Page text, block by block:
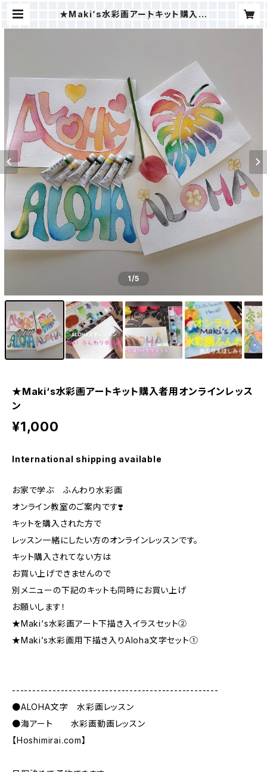
★Maki‘s水彩画アートキット購入者
1/5
★Maki‘s水彩画アートキット購入者用オンラインレッス
ン
¥1,000
International shipping available
お家で学ぶ ふんわり水彩画
オンライン教室のご案内です❣️
キットを購入された方で
レッスン一緒にしたい方のオンラインレッスンです。
キット購入されてない方は
お買い上げできませんので
別メニューの下記のキットも同時にお買い上げ
お願いします！
★Maki‘s水彩画アート下描き入イラスセット②
★Maki’s水彩画用下描き入りAloha文字セット①
---------------------------------------------------
●ALOHA文字 水彩画レッスン
●海アート 水彩画動画レッスン
【Hoshimirai.com】